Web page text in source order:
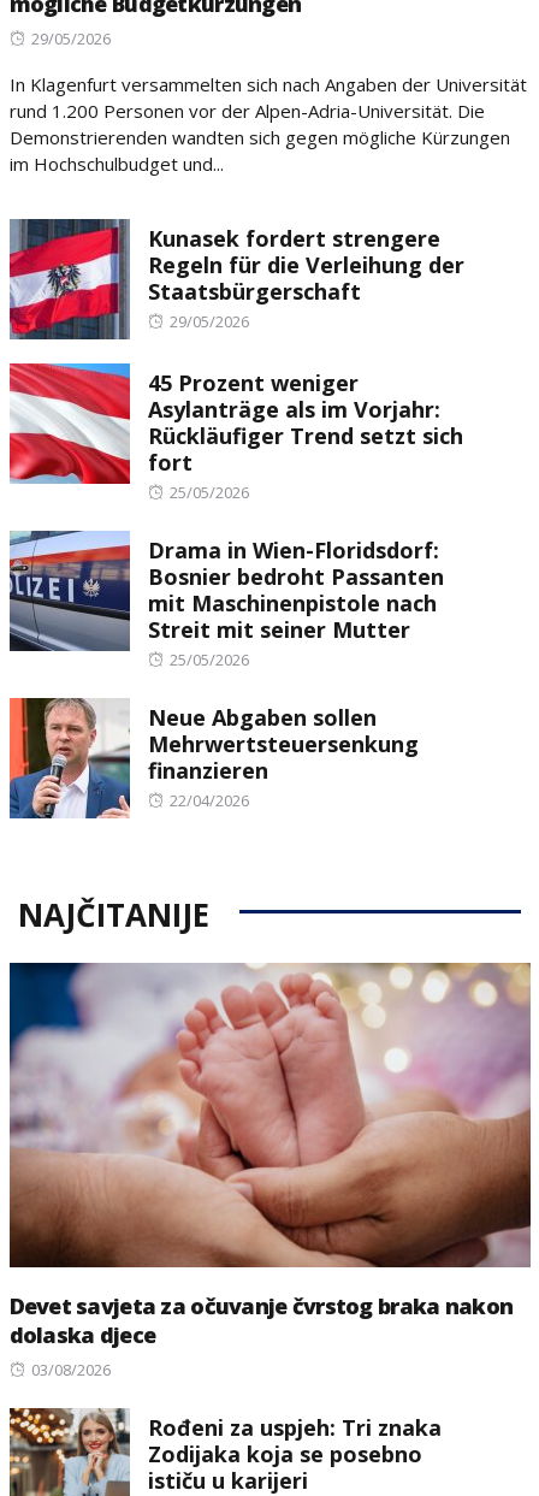
Posted
29/05/2026
In Klagenfurt versammelten sich nach Angaben der Universität
rund 1.200 Personen vor der Alpen-Adria-Universität. Die
Demonstrierenden wandten sich gegen mögliche Kürzungen
im Hochschulbudget und...
Kunasek fordert strengere
Regeln für die Verleihung der
Staatsbürgerschaft
Posted
29/05/2026
45 Prozent weniger
Asylanträge als im Vorjahr:
Rückläufiger Trend setzt sich
fort
Posted
25/05/2026
Drama in Wien-Floridsdorf:
Bosnier bedroht Passanten
mit Maschinenpistole nach
Streit mit seiner Mutter
Posted
25/05/2026
Neue Abgaben sollen
Mehrwertsteuersenkung
finanzieren
Posted
22/04/2026
NAJČITANIJE
Devet savjeta za očuvanje čvrstog braka nakon
dolaska djece
Posted
03/08/2026
Rođeni za uspjeh: Tri znaka
Zodijaka koja se posebno
ističu u karijeri